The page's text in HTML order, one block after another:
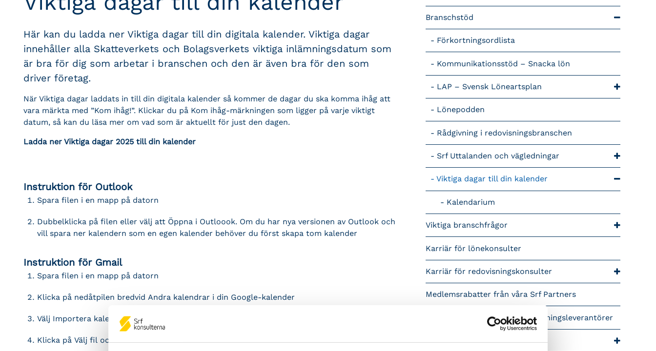
Här kan du ladda ner Viktiga dagar till din digitala kalender. Viktiga dagar
innehåller alla Skatteverkets och Bolagsverkets viktiga inlämningsdatum som
är bra för dig som arbetar i branschen och den är även bra för den som
driver företag.
När Viktiga dagar laddats in till din digitala kalender så kommer de dagar du ska komma ihåg att
vara märkta med ”Kom ihåg!”. Klickar du på Kom ihåg-märkningen som ligger på varje viktigt
datum, så kan du läsa mer om vad som är aktuellt för just den dagen.
Ladda ner Viktiga dagar 2025 till din kalender
Instruktion för Outlook
Spara filen i en mapp på datorn
Dubbelklicka på filen eller välj att Öppna i Outloook. Om du har nya versionen av Outlook och
vill spara ner kalendern som en egen kalender behöver du först skapa tom kalender
Instruktion för Gmail
Spara filen i en mapp på datorn
Klicka på nedåtpilen bredvid Andra kalendrar i din Google-kalender
Välj Importera kalender
Klicka på Välj fil och leta reda på filen som innehåller dina händelser. Klicka sedan på Öppna.
Branschstöd
Förkortningsordlista
Kommunikationsstöd – Snacka lön
LAP – Svensk Löneartsplan
Lönepodden
Rådgivning i redovisningsbranschen
Srf Uttalanden och vägledningar
Viktiga dagar till din kalender
Kalendarium
Viktiga branschfrågor
Karriär för lönekonsulter
Karriär för redovisningskonsulter
Medlemsrabatter från våra Srf Partners
Validera lönekurser – för utbildningsleverantörer
Våra event och temadagar